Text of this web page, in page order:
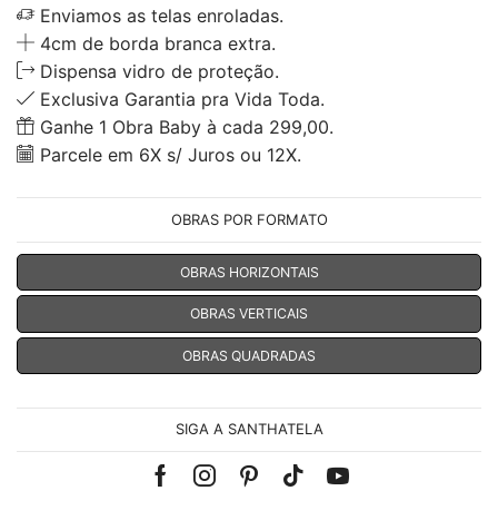
Enviamos as telas enroladas.
4cm de borda branca extra.
Dispensa vidro de proteção.
Exclusiva Garantia pra Vida Toda.
Ganhe 1 Obra Baby à cada 299,00.
Parcele em 6X s/ Juros ou 12X.
OBRAS POR FORMATO
OBRAS HORIZONTAIS
OBRAS VERTICAIS
OBRAS QUADRADAS
SIGA A SANTHATELA
Facebook
Instagram
Pinterest
Tik-Youtube